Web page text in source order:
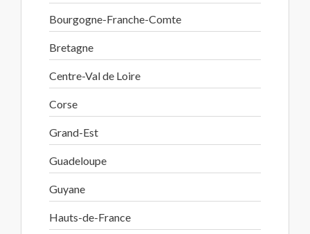
Bourgogne-Franche-Comte
Bretagne
Centre-Val de Loire
Corse
Grand-Est
Guadeloupe
Guyane
Hauts-de-France